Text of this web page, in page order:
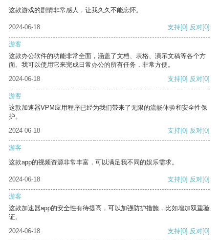
这款游戏的剧情非常感人，让我久久不能忘怀。
2024-06-18 支持[0] 反对[0]
游客
这款办公软件的功能非常全面，涵盖了文档、表格、演示文稿等各个方
面。我可以使用它来完成日常办公的所有任务，非常方便。
2024-06-18
支持[0] 反对[0]
游客
这款加速器VPM应用程序已经为我们带来了无限的流畅体验和安全性保
护。
2024-06-18
支持[0] 反对[0]
游客
这款app的视频资源非常丰富，可以满足我不同的娱乐需求。
2024-06-18 支持[0] 反对[0]
游客
这款加速器app的安全性有待提高，可以加强防护措施，比如增加双重验
证。
2024-06-18
支持[0] 反对[0]